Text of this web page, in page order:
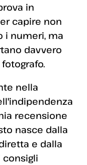
in
capire non
i numeri, ma
davvero
nella
recensione
nasce dalla
e dalla